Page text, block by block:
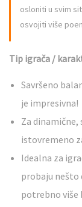
osloniti u svim
osvojiti više
Tip igrača /
Savršeno
je impresivna!
Za
istovremeno
Idealna za
probaju nešto
potrebno više